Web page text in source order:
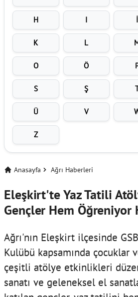
H I İ
K L
O Ö
S Ş
Ü V
Z
Anasayfa Ağrı Haberleri
Eleşkirt'te Yaz Tatili
Gençler Hem Öğreniyor
Ağrı'nın Eleşkirt ilçesinde
Kulübü kapsamında çocuklar
çeşitli atölye etkinlikleri
sanatı ve geleneksel el